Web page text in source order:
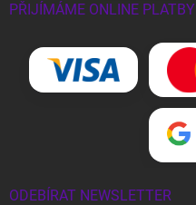
PŘIJÍMÁME ONLINE PLATBY
ODEBÍRAT NEWSLETTER